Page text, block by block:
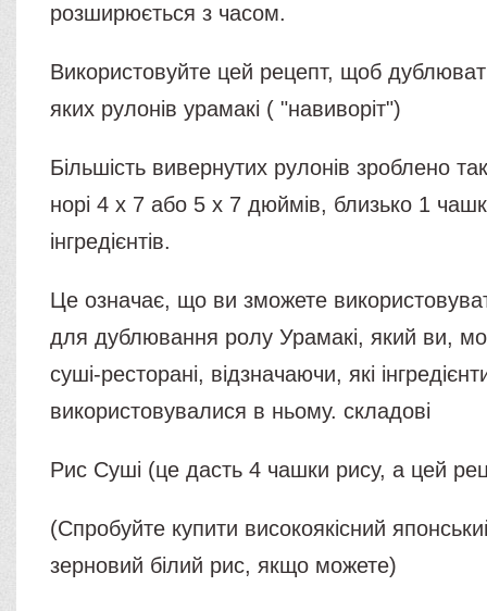
розширюється з часом.
Використовуйте цей рецепт, щоб
яких рулонів урамакі ( "навиворіт")
Більшість вивернутих рулонів зроблено
норі 4 x 7 або 5 x 7 дюймів, близько 1
інгредієнтів.
Це означає, що ви зможете
для дублювання ролу Урамакі, який ви,
суші-ресторані, відзначаючи, які
використовувалися в ньому. складові
Рис Суші (це дасть 4 чашки рису, а цей
(Спробуйте купити високоякісний
зерновий білий рис, якщо можете)